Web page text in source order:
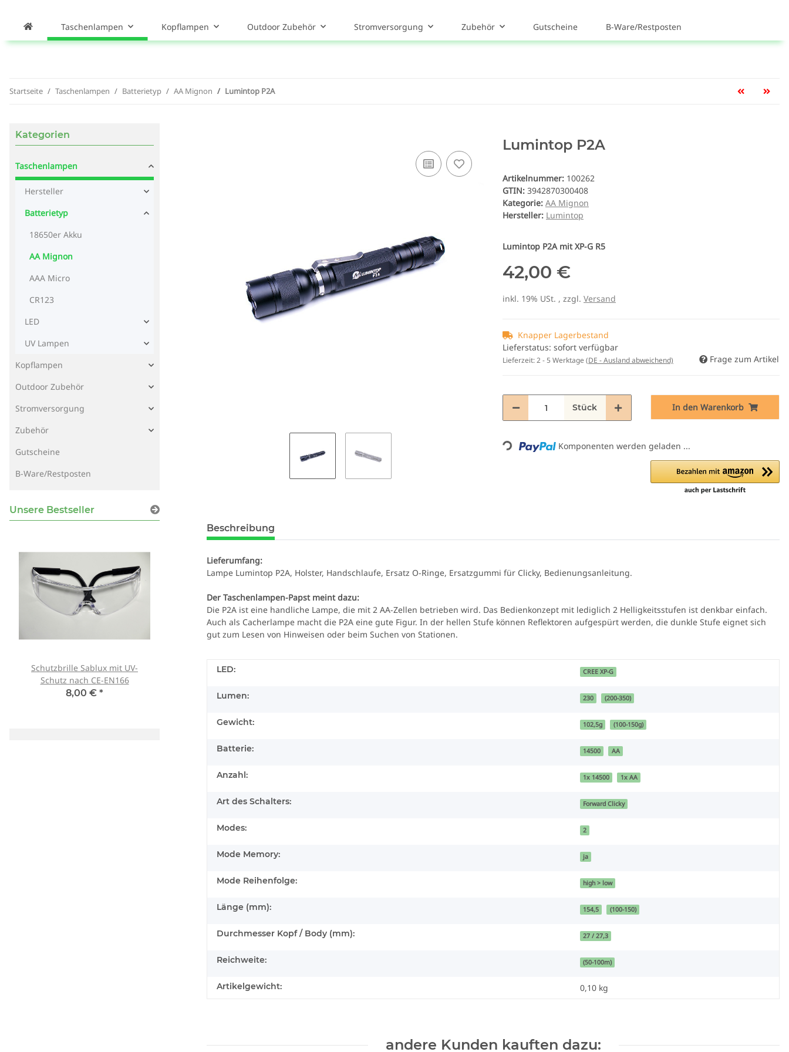
Taschenlampen Kopflampen Outdoor Zubehör Stromversorgung Zubehör Gutscheine B-Ware/Restposten
Startseite Taschenlampen Batterietyp AA Mignon Lumintop P2A
Lumintop P2A
Artikelnummer: 100262
GTIN: 3942870300408
Kategorie: AA Mignon
Hersteller: Lumintop
Lumintop P2A mit XP-G R5
42,00 €
inkl. 19% USt. , zzgl. Versand
Knapper Lagerbestand
Lieferstatus: sofort verfügbar
Lieferzeit:2 - 5 Werktage (DE - Ausland abweichend) Frage zum Artikel
Stück In den Warenkorb
Loading... Komponenten werden geladen ...
Beschreibung
Lieferumfang:
Lampe Lumintop P2A, Holster, Handschlaufe, Ersatz O-Ringe, Ersatzgummi für Clicky, Bedienungsanleitung.
Der Taschenlampen-Papst meint dazu:
Die P2A ist eine handliche Lampe, die mit 2 AA-Zellen betrieben wird. Das Bedienkonzept mit lediglich 2 Helligkeitsstufen ist denkbar einfach.
Auch als Cacherlampe macht die P2A eine gute Figur. In der hellen Stufe können Reflektoren aufgespürt werden, die dunkle Stufe eignet sich
gut zum Lesen von Hinweisen oder beim Suchen von Stationen.
LED: CREE XP-G
Lumen: 230 (200-350)
Gewicht: 102,5g (100-150g)
Batterie: 14500 AA
Anzahl: 1x 14500 1x AA
Art des Schalters: Forward Clicky
Modes: 2
Mode Memory: ja
Mode Reihenfolge: high > low
Länge (mm): 154,5 (100-150)
Durchmesser Kopf / Body (mm): 27 / 27,3
Reichweite: (50-100m)
Artikelgewicht: 0,10 kg
andere Kunden kauften dazu:
Kategorien
Taschenlampen
Hersteller
Batterietyp
18650er Akku
AA Mignon
AAA Micro
CR123
LED
UV Lampen
Kopflampen
Outdoor Zubehör
Stromversorgung
Zubehör
Gutscheine
B-Ware/Restposten
Unsere Bestseller
Schutzbrille Sablux mit UV-
Schutz nach CE-EN166
8,00 € *
Tank007 TK-566 3W UV LED
79,90 €
Tank007 TK-566 3W UV LED